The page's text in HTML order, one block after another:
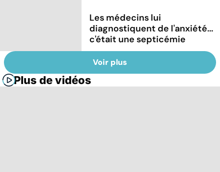
Les médecins lui
diagnostiquent de l'anxiété...
c'était une septicémie
Voir plus
Plus de vidéos